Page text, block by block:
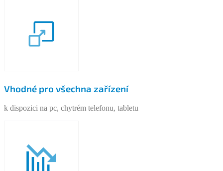
Vhodné pro všechna zařízení
k dispozici na pc, chytrém telefonu, tabletu